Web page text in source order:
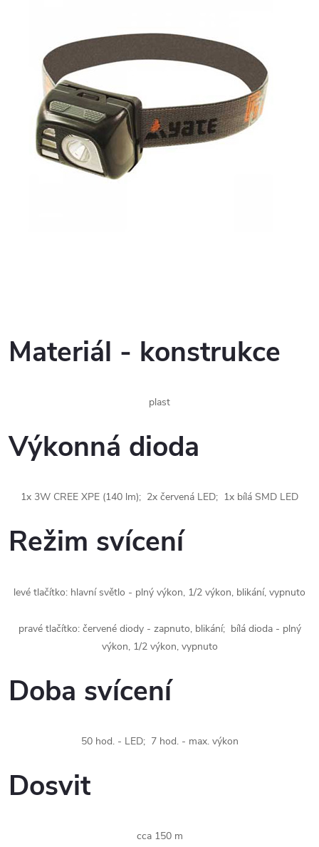
Materiál - konstrukce
plast
Výkonná dioda
1x 3W CREE XPE (140 lm); 2x červená LED; 1x bílá SMD LED
Režim svícení
levé tlačítko: hlavní světlo - plný výkon, 1/2 výkon, blikání, vypnuto
pravé tlačítko: červené diody - zapnuto, blikání; bílá dioda - plný
výkon, 1/2 výkon, vypnuto
Doba svícení
50 hod. - LED; 7 hod. - max. výkon
Dosvit
cca 150 m